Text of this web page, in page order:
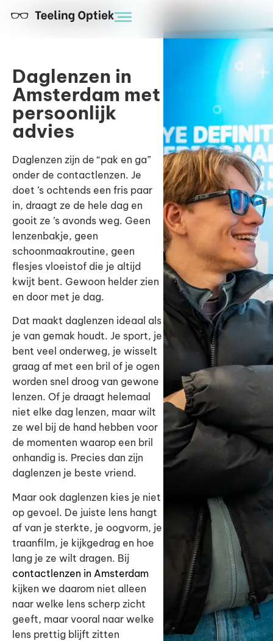
Daglenzen in
Amsterdam met
persoonlijk
advies
Daglenzen zijn de “pak en ga”
onder de contactlenzen. Je
doet ’s ochtends een fris paar
in, draagt ze de hele dag en
gooit ze ’s avonds weg. Geen
lenzenbakje, geen
schoonmaakroutine, geen
flesjes vloeistof die je altijd
kwijt bent. Gewoon helder zien
en door met je dag.
Dat maakt daglenzen ideaal als
je van gemak houdt. Je sport, je
bent veel onderweg, je wisselt
graag af met een bril of je ogen
worden snel droog van gewone
lenzen. Of je draagt helemaal
niet elke dag lenzen, maar wilt
ze wel bij de hand hebben voor
de momenten waarop een bril
onhandig is. Precies dan zijn
daglenzen je beste vriend.
Maar ook daglenzen kies je niet
op gevoel. De juiste lens hangt
af van je sterkte, je oogvorm, je
traanfilm, je kijkgedrag en hoe
lang je ze wilt dragen. Bij
contactlenzen in Amsterdam
kijken we daarom niet alleen
naar welke lens scherp zicht
geeft, maar vooral naar welke
lens prettig blijft zitten